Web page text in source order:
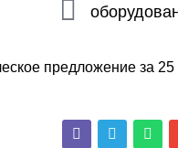
предложение за 25